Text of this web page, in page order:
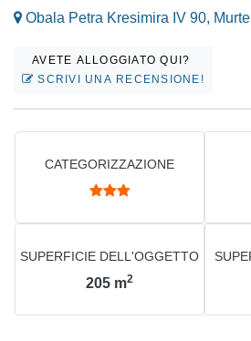
Obala Petra Kresimira IV 90,
AVETE ALLOGGIATO QUI?
SCRIVI UNA RECENSIONE!
CATEGORIZZAZIONE
SUPERFICIE DELL'OGGETTO
205 m2